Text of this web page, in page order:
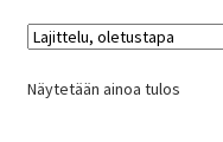
Kauppa
Oma tili
Näytetään ainoa tulos